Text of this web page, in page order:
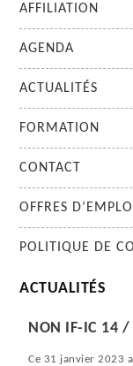
AFFILIATION
AGENDA
ACTUALITÉS
FORMATION
CONTACT
OFFRES D’EMPLOI
POLITIQUE DE
ACTUALITÉS
NON IF-IC 14 /
Ce 31 janvier 2023